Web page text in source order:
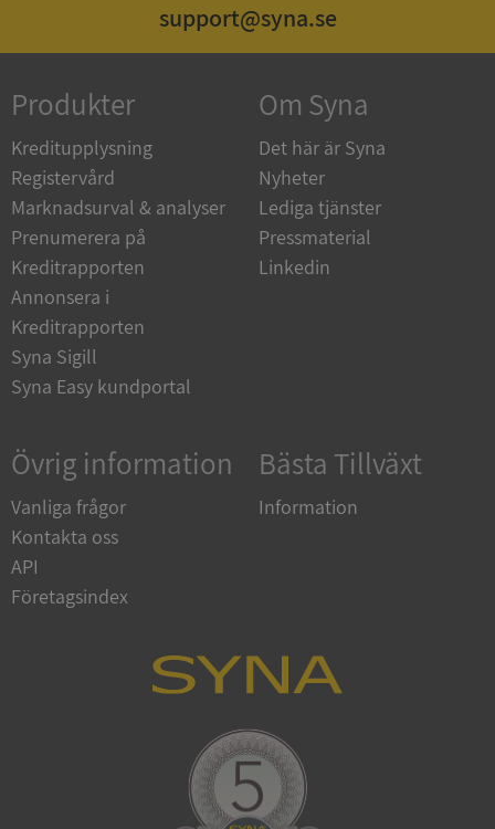
support@syna.se
Produkter
Kreditupplysning
Registervård
Marknadsurval & analyser
Prenumerera på
Kreditrapporten
Annonsera i
Kreditrapporten
Syna Sigill
Syna Easy kundportal
Om Syna
Det här är Syna
Nyheter
Lediga tjänster
Pressmaterial
Linkedin
Övrig information
Vanliga frågor
Kontakta oss
API
Företagsindex
Bästa Tillväxt
Information
ARRAffinity
Microsoft
Corporation
.syna.se
__RequestVerificationToken
CookieScriptConsent
Google LLC
www.google.com